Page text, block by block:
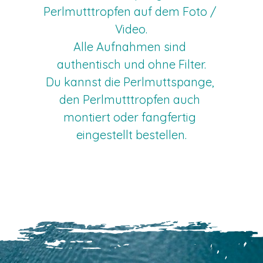
Perlmutttropfen auf dem Foto /
Video.
Alle Aufnahmen sind
authentisch und ohne Filter.
Du kannst die Perlmuttspange,
den Perlmutttropfen auch
montiert oder fangfertig
eingestellt bestellen.